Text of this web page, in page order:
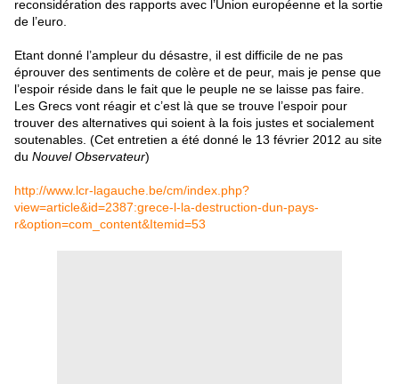
reconsidération des rapports avec l’Union européenne et la sortie
de l’euro.
Etant donné l’ampleur du désastre, il est difficile de ne pas
éprouver des sentiments de colère et de peur, mais je pense que
l’espoir réside dans le fait que le peuple ne se laisse pas faire.
Les Grecs vont réagir et c’est là que se trouve l’espoir pour
trouver des alternatives qui soient à la fois justes et socialement
soutenables. (Cet entretien a été donné le 13 février 2012 au site
du Nouvel Observateur)
http://www.lcr-lagauche.be/cm/index.php?
view=article&id=2387:grece-l-la-destruction-dun-pays-
r&option=com_content&Itemid=53